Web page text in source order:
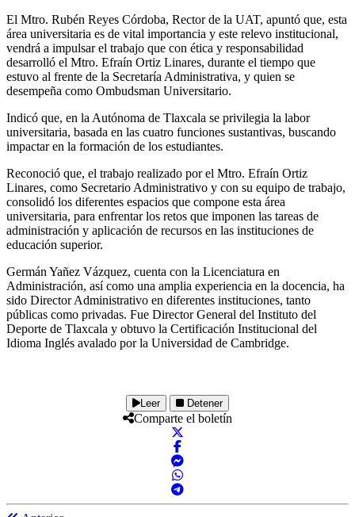
El Mtro. Rubén Reyes Córdoba, Rector de la UAT, apuntó que, esta
área universitaria es de vital importancia y este relevo institucional,
vendrá a impulsar el trabajo que con ética y responsabilidad
desarrolló el Mtro. Efraín Ortiz Linares, durante el tiempo que
estuvo al frente de la Secretaría Administrativa, y quien se
desempeña como Ombudsman Universitario.
Indicó que, en la Autónoma de Tlaxcala se privilegia la labor
universitaria, basada en las cuatro funciones sustantivas, buscando
impactar en la formación de los estudiantes.
Reconoció que, el trabajo realizado por el Mtro. Efraín Ortiz
Linares, como Secretario Administrativo y con su equipo de trabajo,
consolidó los diferentes espacios que compone esta área
universitaria, para enfrentar los retos que imponen las tareas de
administración y aplicación de recursos en las instituciones de
educación superior.
Germán Yañez Vázquez, cuenta con la Licenciatura en
Administración, así como una amplia experiencia en la docencia, ha
sido Director Administrativo en diferentes instituciones, tanto
públicas como privadas. Fue Director General del Instituto del
Deporte de Tlaxcala y obtuvo la Certificación Institucional del
Idioma Inglés avalado por la Universidad de Cambridge.
Leer Detener
Comparte el boletín